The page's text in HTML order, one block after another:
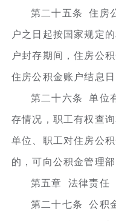
第二十五条 住房
户之日起按国家规定
户封存期间，住房公
住房公积金账户结息日
第二十六条 单位
存情况，职工有权查
单位、职工对住房公
的，可向公积金管理部
第五章 法律责任
第二十七条 公积